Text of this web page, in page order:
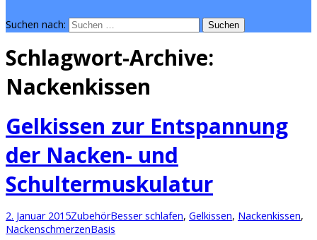
Suchen nach:
Schlagwort-Archive:
Nackenkissen
Gelkissen zur Entspannung
der Nacken- und
Schultermuskulatur
2. Januar 2015ZubehörBesser schlafen, Gelkissen, Nackenkissen,
NackenschmerzenBasis